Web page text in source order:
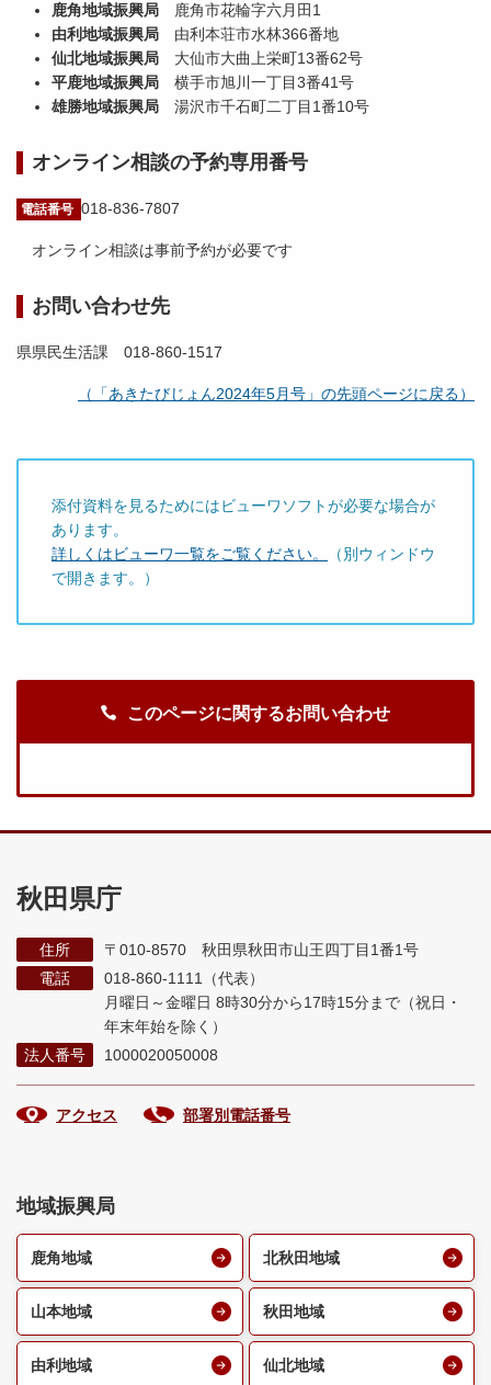
鹿角地域振興局 鹿角市花輪字六月田1
由利地域振興局 由利本荘市水林366番地
仙北地域振興局 大仙市大曲上栄町13番62号
平鹿地域振興局 横手市旭川一丁目3番41号
雄勝地域振興局 湯沢市千石町二丁目1番10号
オンライン相談の予約専用番号
電話番号 018-836-7807
オンライン相談は事前予約が必要です
お問い合わせ先
県県民生活課 018-860-1517
（「あきたびじょん2024年5月号」の先頭ページに戻る）
添付資料を見るためにはビューワソフトが必要な場合が
あります。
詳しくはビューワ一覧をご覧ください。
（別ウィンドウ
で開きます。）
このページに関するお問い合わせ
秋田県庁
住所
〒010-8570 秋田県秋田市山王四丁目1番1号
電話
018-860-1111（代表）
月曜日～金曜日 8時30分から17時15分まで （祝日・
年末年始を除く）
法人番号
1000020050008
アクセス 部署別電話番号
地域振興局
鹿角地域 北秋田地域
山本地域 秋田地域
由利地域 仙北地域